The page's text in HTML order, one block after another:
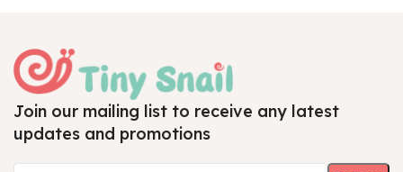
Join our mailing list to receive any latest
updates and promotions